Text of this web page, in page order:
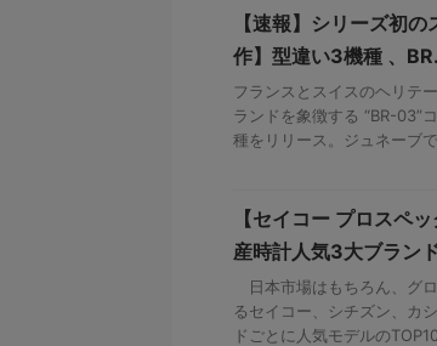
【速報】シリーズ初
作】型違い3機種 、
フランスとスイスのヘリテ
ランドを象徴する “BR-03”
種をリリース。ジュネーブ
【セイコー プロスペ
産時計人気3大ブラン
日本市場はもちろん、グ
るセイコー、シチズン、カ
ドごとに人気モデルの